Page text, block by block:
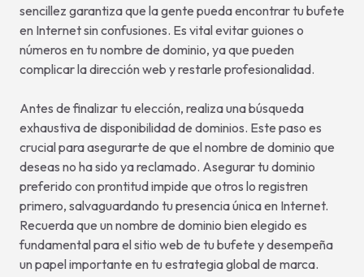
sencillez garantiza que la gente pueda encontrar tu bufete
en Internet sin confusiones. Es vital evitar guiones o
números en tu nombre de dominio, ya que pueden
complicar la dirección web y restarle profesionalidad.
Antes de finalizar tu elección, realiza una búsqueda
exhaustiva de disponibilidad de dominios. Este paso es
crucial para asegurarte de que el nombre de dominio que
deseas no ha sido ya reclamado. Asegurar tu dominio
preferido con prontitud impide que otros lo registren
primero, salvaguardando tu presencia única en Internet.
Recuerda que un nombre de dominio bien elegido es
fundamental para el sitio web de tu bufete y desempeña
un papel importante en tu estrategia global de marca.